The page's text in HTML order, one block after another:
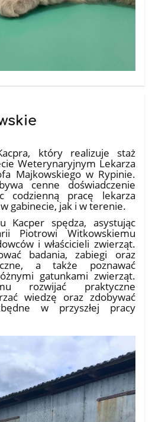
który realizuje staż
Weterynaryjnym Lekarza
Majkowskiego w Rypinie.
cenne doświadczenie
codzienną pracę lekarza
gabinecie, jak i w terenie.
Kacper spędza, asystując
Piotrowi Witkowskiemu
i właścicieli zwierząt.
badania, zabiegi oraz
a także poznawać
gatunkami zwierząt.
rozwijać praktyczne
wiedzę oraz zdobywać
w przyszłej pracy